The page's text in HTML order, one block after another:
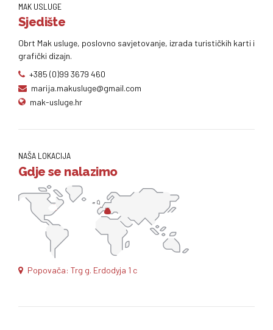
MAK USLUGE
Sjedište
Obrt Mak usluge, poslovno savjetovanje, izrada turističkih karti i
grafički dizajn.
+385 (0)99 3679 460
marija.makusluge@gmail.com
mak-usluge.hr
NAŠA LOKACIJA
Gdje se nalazimo
Popovača: Trg g. Erdodyja 1 c